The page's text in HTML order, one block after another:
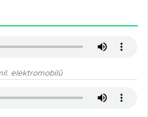
elektromobilů